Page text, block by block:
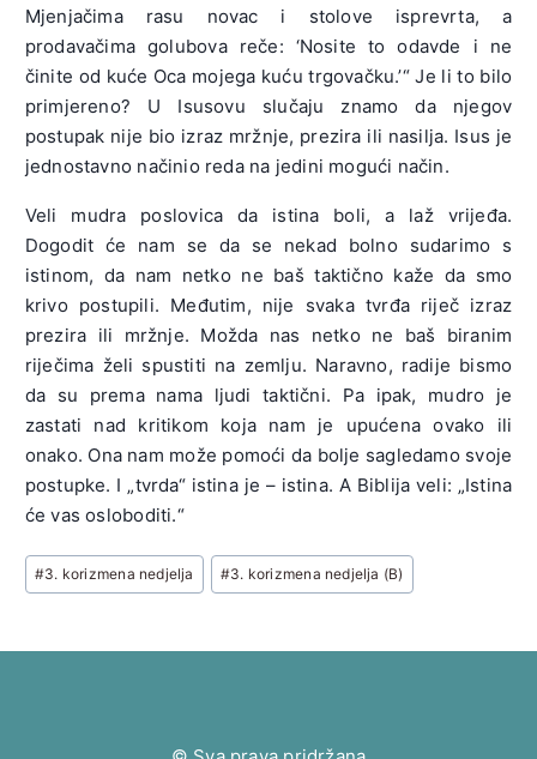
Mjenjačima rasu novac i stolove isprevrta, a
prodavačima golubova reče: ‘Nosite to odavde i ne
činite od kuće Oca mojega kuću trgovačku.’“ Je li to bilo
primjereno? U Isusovu slučaju znamo da njegov
postupak nije bio izraz mržnje, prezira ili nasilja. Isus je
jednostavno načinio reda na jedini mogući način.
Veli mudra poslovica da istina boli, a laž vrijeđa.
Dogodit će nam se da se nekad bolno sudarimo s
istinom, da nam netko ne baš taktično kaže da smo
krivo postupili. Međutim, nije svaka tvrđa riječ izraz
prezira ili mržnje. Možda nas netko ne baš biranim
riječima želi spustiti na zemlju. Naravno, radije bismo
da su prema nama ljudi taktični. Pa ipak, mudro je
zastati nad kritikom koja nam je upućena ovako ili
onako. Ona nam može pomoći da bolje sagledamo svoje
postupke. I „tvrda“ istina je – istina. A Biblija veli: „Istina
će vas osloboditi.“
Post
Tags:
#3. korizmena nedjelja #3. korizmena nedjelja (B)